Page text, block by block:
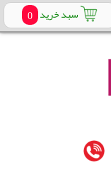
سبد خرید 0